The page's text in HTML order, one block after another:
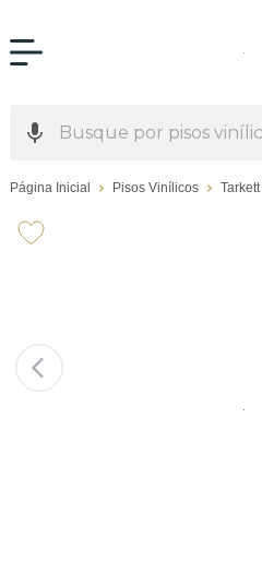
Página Inicial Pisos Vinílicos Tarkett